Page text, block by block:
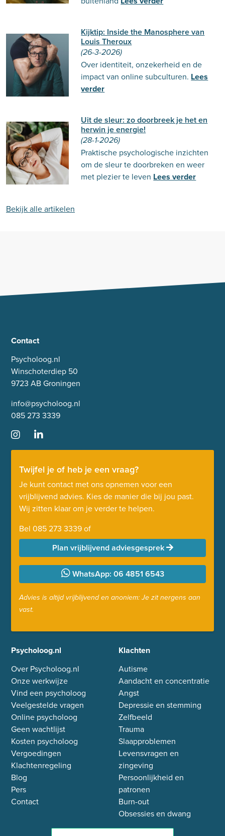
Kijktip: Inside the Manosphere van
Louis Theroux
(26-3-2026)
Over identiteit, onzekerheid en de
impact van online subculturen. Lees
verder
Uit de sleur: zo doorbreek je het en
herwin je energie!
(28-1-2026)
Praktische psychologische inzichten
om de sleur te doorbreken en weer
met plezier te leven Lees verder
Bekijk alle artikelen
Contact
Psycholoog.nl
Winschoterdiep 50
9723 AB Groningen
info@psycholoog.nl
085 273 3339
Twijfel je of heb je een vraag?
Je kunt contact met ons opnemen voor een
vrijblijvend advies. Kies de manier die bij jou past.
Wij zitten klaar om je verder te helpen.
Bel 085 273 3339of
Plan vrijblijvend adviesgesprek
WhatsApp: 06 4851 6543
Advies is altijd vrijblijvend en anoniem: Je zit nergens aan
vast.
Psycholoog.nl
Over Psycholoog.nl
Onze werkwijze
Vind een psycholoog
Veelgestelde vragen
Online psycholoog
Geen wachtlijst
Kosten psycholoog
Vergoedingen
Klachtenregeling
Blog
Pers
Contact
Klachten
Autisme
Aandacht en concentratie
Angst
Depressie en stemming
Zelfbeeld
Trauma
Slaapproblemen
Levensvragen en
zingeving
Persoonlijkheid en
patronen
Burn-out
Obsessies en dwang